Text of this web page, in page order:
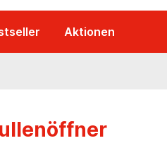
Aktionen